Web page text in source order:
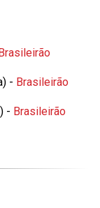
- Brasileirão
- Brasileirão